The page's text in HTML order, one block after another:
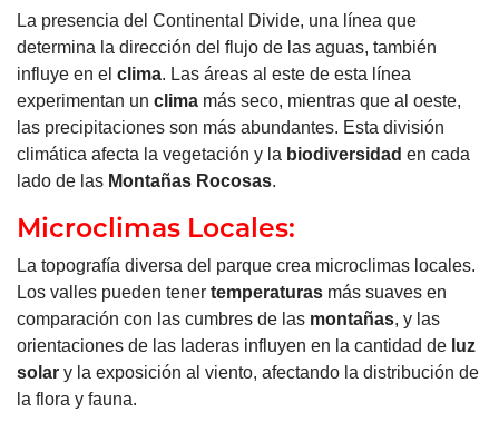
La presencia del Continental Divide, una línea que
determina la dirección del flujo de las aguas, también
influye en el clima. Las áreas al este de esta línea
experimentan un clima más seco, mientras que al oeste,
las precipitaciones son más abundantes. Esta división
climática afecta la vegetación y la biodiversidad en cada
lado de las Montañas Rocosas.
Microclimas Locales:
La topografía diversa del parque crea microclimas locales.
Los valles pueden tener temperaturas más suaves en
comparación con las cumbres de las montañas, y las
orientaciones de las laderas influyen en la cantidad de luz
solar y la exposición al viento, afectando la distribución de
la flora y fauna.